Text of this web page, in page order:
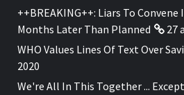
++BREAKING++: Liars To Convene
Months Later Than Planned
27
WHO Values Lines Of Text Over
2020
We're All In This Together ...